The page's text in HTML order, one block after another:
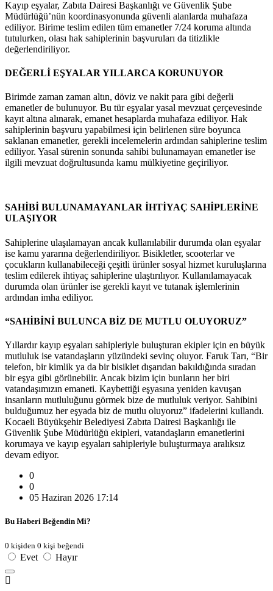
Kayıp eşyalar, Zabıta Dairesi Başkanlığı ve Güvenlik Şube
Müdürlüğü’nün koordinasyonunda güvenli alanlarda muhafaza
ediliyor. Birime teslim edilen tüm emanetler 7/24 koruma altında
tutulurken, olası hak sahiplerinin başvuruları da titizlikle
değerlendiriliyor.
DEĞERLİ EŞYALAR YILLARCA KORUNUYOR
Birimde zaman zaman altın, döviz ve nakit para gibi değerli
emanetler de bulunuyor. Bu tür eşyalar yasal mevzuat çerçevesinde
kayıt altına alınarak, emanet hesaplarda muhafaza ediliyor. Hak
sahiplerinin başvuru yapabilmesi için belirlenen süre boyunca
saklanan emanetler, gerekli incelemelerin ardından sahiplerine teslim
ediliyor. Yasal sürenin sonunda sahibi bulunamayan emanetler ise
ilgili mevzuat doğrultusunda kamu mülkiyetine geçiriliyor.
SAHİBİ BULUNAMAYANLAR İHTİYAÇ SAHİPLERİNE
ULAŞIYOR
Sahiplerine ulaşılamayan ancak kullanılabilir durumda olan eşyalar
ise kamu yararına değerlendiriliyor. Bisikletler, scooterlar ve
çocukların kullanabileceği çeşitli ürünler sosyal hizmet kuruluşlarına
teslim edilerek ihtiyaç sahiplerine ulaştırılıyor. Kullanılamayacak
durumda olan ürünler ise gerekli kayıt ve tutanak işlemlerinin
ardından imha ediliyor.
“SAHİBİNİ BULUNCA BİZ DE MUTLU OLUYORUZ”
Yıllardır kayıp eşyaları sahipleriyle buluşturan ekipler için en büyük
mutluluk ise vatandaşların yüzündeki sevinç oluyor. Faruk Tarı, “Bir
telefon, bir kimlik ya da bir bisiklet dışarıdan bakıldığında sıradan
bir eşya gibi görünebilir. Ancak bizim için bunların her biri
vatandaşımızın emaneti. Kaybettiği eşyasına yeniden kavuşan
insanların mutluluğunu görmek bize de mutluluk veriyor. Sahibini
bulduğumuz her eşyada biz de mutlu oluyoruz” ifadelerini kullandı.
Kocaeli Büyükşehir Belediyesi Zabıta Dairesi Başkanlığı ile
Güvenlik Şube Müdürlüğü ekipleri, vatandaşların emanetlerini
korumaya ve kayıp eşyaları sahipleriyle buluşturmaya aralıksız
devam ediyor.
0
0
05 Haziran 2026 17:14
Bu Haberi Beğendin Mi?
0 kişiden 0 kişi beğendi
Evet Hayır